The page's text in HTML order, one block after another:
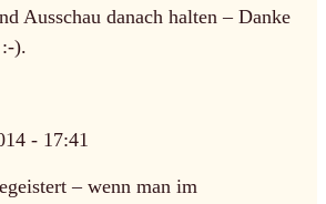
Ausschau danach halten – Danke
).
- 17:41
– wenn man im